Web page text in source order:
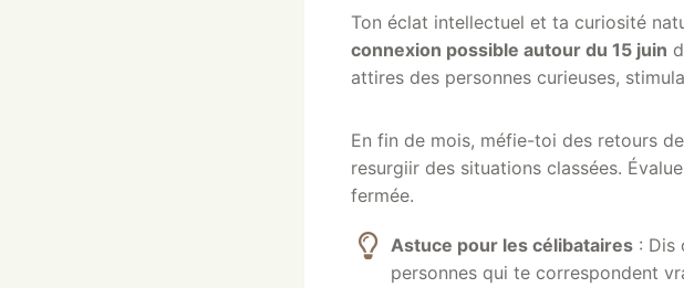
Ton éclat intellectuel et ta curiosité
connexion possible autour du 15 juin
attires des personnes curieuses,
En fin de mois, méfie-toi des retours
resurgiir des situations classées.
fermée.
Astuce pour les célibataires : Dis
personnes qui te correspondent